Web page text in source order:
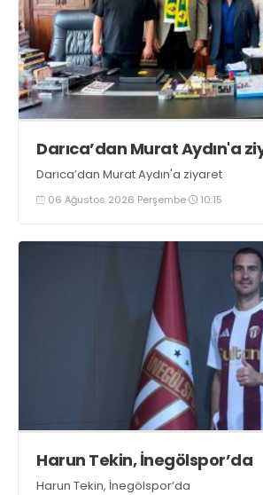
Darıca’dan Murat Aydın'a
Darıca’dan Murat Aydın'a ziyaret
06 Ağustos 2026 Perşembe 10:15
Harun Tekin, İnegölspor’da
Harun Tekin, İnegölspor’da